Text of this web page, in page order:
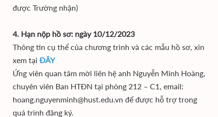
được Trường nhận)
4. Hạn nộp hồ sơ: ngày 10/12/2023
Thông tin cụ thể của chương trình và các mẫu hồ sơ, xin
xem tại ĐÂY
Ứng viên quan tâm mời liên hệ anh Nguyễn Minh Hoàng,
chuyên viên Ban HTĐN tại phòng 212 – C1, email:
hoang.nguyenminh@hust.edu.vn để được hỗ trợ trong
quá trình đăng ký.